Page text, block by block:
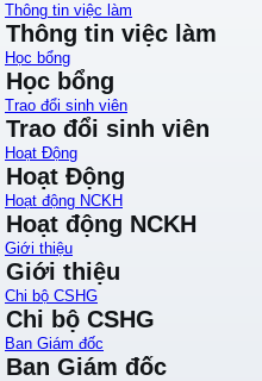
Thông tin việc làm
Thông tin việc làm
Học bổng
Học bổng
Trao đổi sinh viên
Trao đổi sinh viên
Hoạt Động
Hoạt Động
Hoạt động NCKH
Hoạt động NCKH
Giới thiệu
Giới thiệu
Chi bộ CSHG
Chi bộ CSHG
Ban Giám đốc
Ban Giám đốc